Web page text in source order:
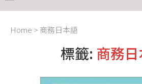
Home > 商務日本語
標籤: 商務